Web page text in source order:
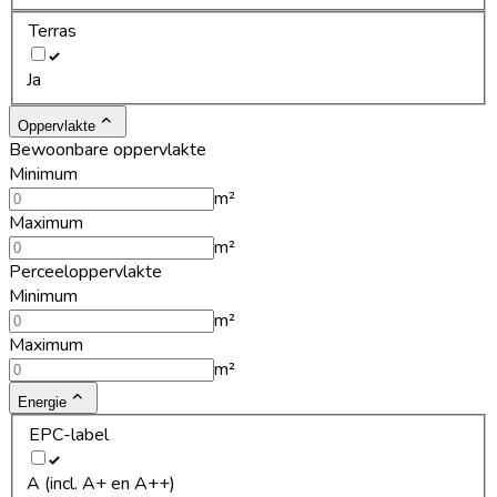
Terras
Ja
Oppervlakte
Bewoonbare oppervlakte
Minimum
m²
Maximum
m²
Perceeloppervlakte
Minimum
m²
Maximum
m²
Energie
EPC-label
A (incl. A+ en A++)